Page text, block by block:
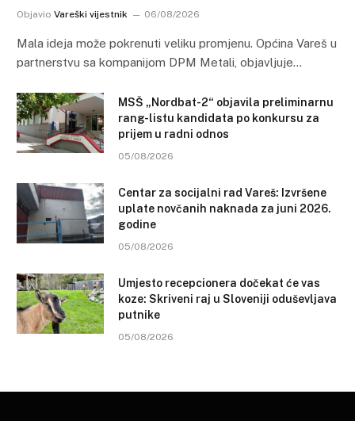
Objavio Vareški vijestnik 06/08/2026
Mala ideja može pokrenuti veliku promjenu. Općina Vareš u
partnerstvu sa kompanijom DPM Metali, objavljuje…
MSŠ „Nordbat-2“ objavila preliminarnu
rang-listu kandidata po konkursu za
prijem u radni odnos
05/08/2026
Centar za socijalni rad Vareš: Izvršene
uplate novčanih naknada za juni 2026.
godine
05/08/2026
Umjesto recepcionera dočekat će vas
koze: Skriveni raj u Sloveniji oduševljava
putnike
05/08/2026